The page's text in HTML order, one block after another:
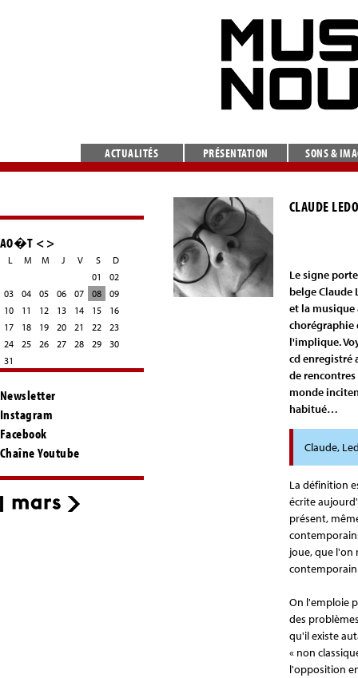
ACTUALITÉS PRÉSENTATION SONS &
AO�T <>
L M M J V S
D
01
02
03
04 05 06 07 08
09
10
11 12 13 14 15
16
17
18 19 20 21 22
23
24
25 26 27 28 29
30
31
Newsletter
Instagram
Facebook
Chaîne Youtube
CLAUDE
Le signe
belge Claude
et la musique
chorégraphie
l'implique.
cd enregistré
de
monde
habitué…
Claude,
La définition
écrite
présent,
joue, que l'on
On l'emploie
des
qu'il existe
« non
l'opposition